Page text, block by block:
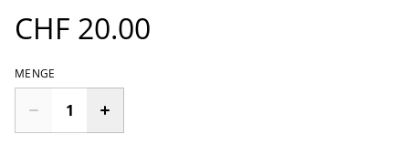
CHF 20.00
MENGE